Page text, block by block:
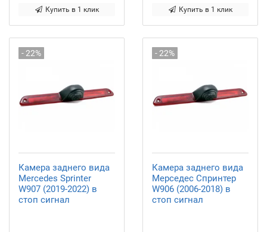
Купить в 1 клик Купить в 1 клик
- 22%
Камера заднего вида
Mercedes Sprinter
W907 (2019-2022) в
стоп сигнал
- 22%
Камера заднего вида
Мерседес Спринтер
W906 (2006-2018) в
стоп сигнал